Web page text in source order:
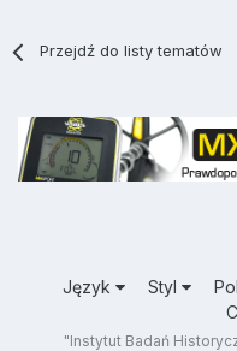
Przejdź do listy tematów
Język Styl
"Instytut Badań